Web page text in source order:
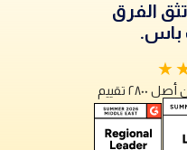
الفرق
باس.
٢٨٠٠ تقييم